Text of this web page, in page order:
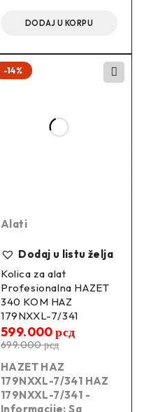
DODAJ U KORPU
-14%
Alati
Dodaj u listu želja
Kolica za alat
Profesionalna HAZET
340 KOM HAZ
179NXXL-7/341
699.000рсд
599.000рсд
HAZET HAZ
179NXXL-7/341 HAZ
179NXXL-7/341 -
Informacije: Sa